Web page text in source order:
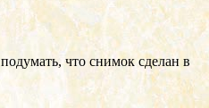
что снимок сделан в